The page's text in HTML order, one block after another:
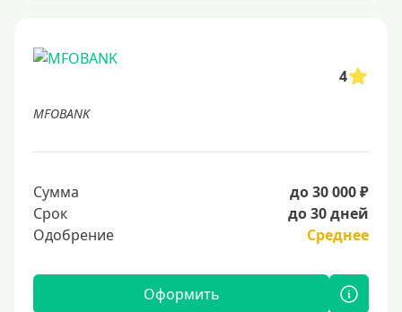
4
MFOBANK
Сумма
до 30 000 ₽
Срок
до 30 дней
Одобрение
Среднее
Оформить